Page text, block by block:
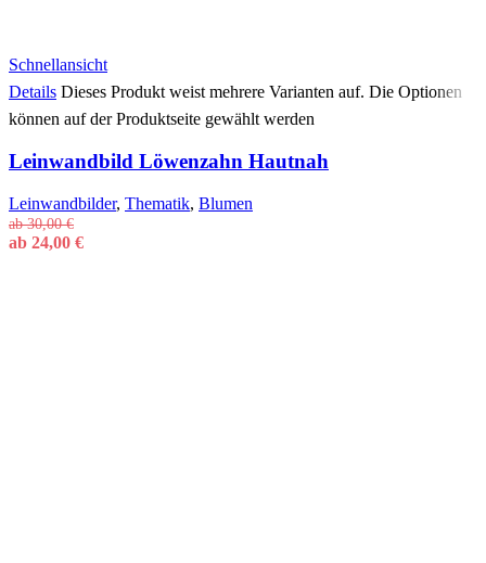
Schnellansicht
Details Dieses Produkt weist mehrere Varianten auf. Die Optionen
können auf der Produktseite gewählt werden
Leinwandbild Löwenzahn Hautnah
Leinwandbilder, Thematik, Blumen
ab30,00€
ab 24,00 €